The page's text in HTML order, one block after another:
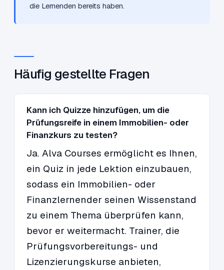
die Lernenden bereits haben.
Häufig gestellte Fragen
Kann ich Quizze hinzufügen, um die
Prüfungsreife in einem Immobilien- oder
Finanzkurs zu testen?
Ja. Alva Courses ermöglicht es Ihnen,
ein Quiz in jede Lektion einzubauen,
sodass ein Immobilien- oder
Finanzlernender seinen Wissenstand
zu einem Thema überprüfen kann,
bevor er weitermacht. Trainer, die
Prüfungsvorbereitungs- und
Lizenzierungskurse anbieten,